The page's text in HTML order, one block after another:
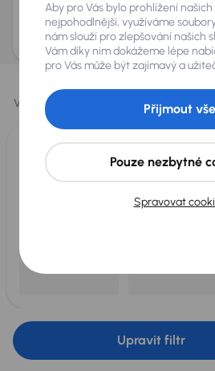
AURES Holdings a.s., se sídlem Dopraváků 874/15,
uchovávat a zpracovávat vaše osobní údaje v
zpracováníosobních údajů.
Vybrali jsme
Vybíráme pro vás ty nejlepší vozy
z
vykoupíme až 400
Upravit filtr
Aby pro Vás bylo prohlížení
nejpohodlnější, využíváme
nám slouží pro zlepšování našich
Vám díky nim dokážeme lépe
pro Vás může být zajímavý a
Spravovat
Pouze nezbytné
Přijmout vše